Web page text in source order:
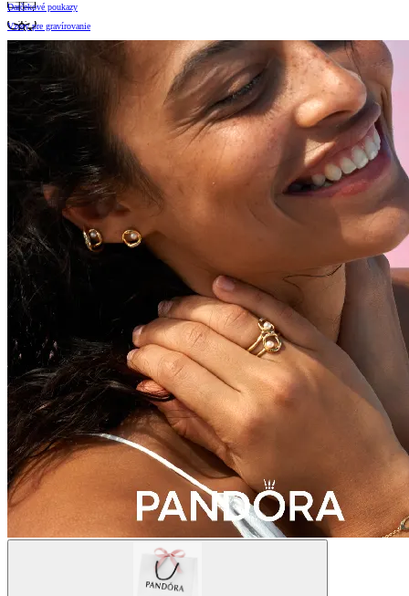
Darčekové poukazy
Vzory pre gravírovanie